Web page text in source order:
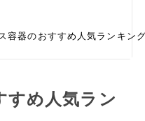
容器のおすすめ人気ランキ
すめ人気ラン